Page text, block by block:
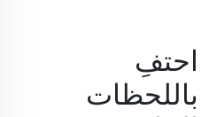
احتفِ
باللحظات